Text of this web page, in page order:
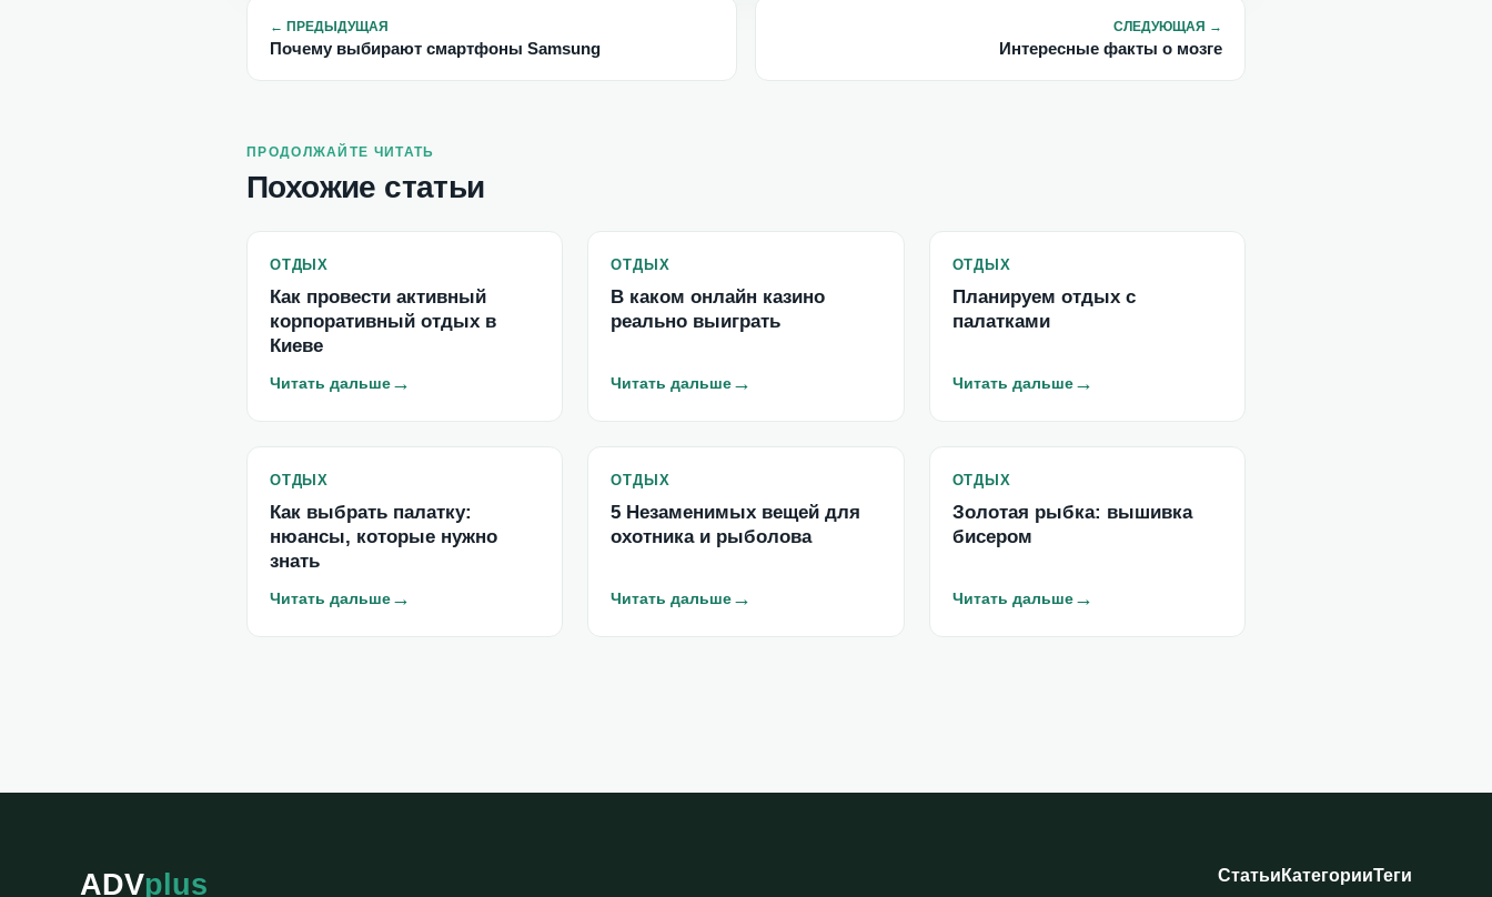
← ПРЕДЫДУЩАЯ
Почему выбирают смартфоны Samsung
СЛЕДУЮЩАЯ →
Интересные факты о мозге
ПРОДОЛЖАЙТЕ ЧИТАТЬ
Похожие статьи
ОТДЫХ
Как провести активный
корпоративный отдых в
Киеве
Читать дальше→
ОТДЫХ
В каком онлайн казино
реально выиграть
Читать дальше→
ОТДЫХ
Планируем отдых с
палатками
Читать дальше→
ОТДЫХ
Как выбрать палатку:
нюансы, которые нужно
знать
Читать дальше→
ОТДЫХ
5 Незаменимых вещей для
охотника и рыболова
Читать дальше→
ОТДЫХ
Золотая рыбка: вышивка
бисером
Читать дальше→
ADVplus Статьи КатегорииТеги